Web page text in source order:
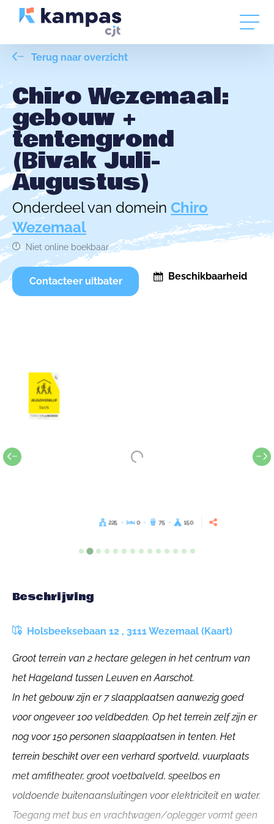
Terug naar overzicht
Chiro Wezemaal:
gebouw +
tentengrond
(Bivak Juli-
Augustus)
Onderdeel van domein Chiro
Wezemaal
Niet online boekbaar
Contacteer uitbater Beschikbaarheid
225 0 75 150
Beschrijving
Holsbeeksebaan 12 , 3111 Wezemaal (Kaart)
Groot terrein van 2 hectare gelegen in het centrum van
het Hageland tussen Leuven en Aarschot.
In het gebouw zijn er 7 slaapplaatsen aanwezig goed
voor ongeveer 100 veldbedden. Op het terrein zelf zijn er
nog voor 150 personen slaapplaatsen in tenten. Het
terrein beschikt over een verhard sportveld, vuurplaats
met amfitheater, groot voetbalveld, speelbos en
voldoende buitenaansluitingen voor elektriciteit en water.
Toegang met bus en vrachtwagen/oplegger vormt geen